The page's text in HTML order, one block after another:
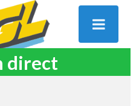
direct